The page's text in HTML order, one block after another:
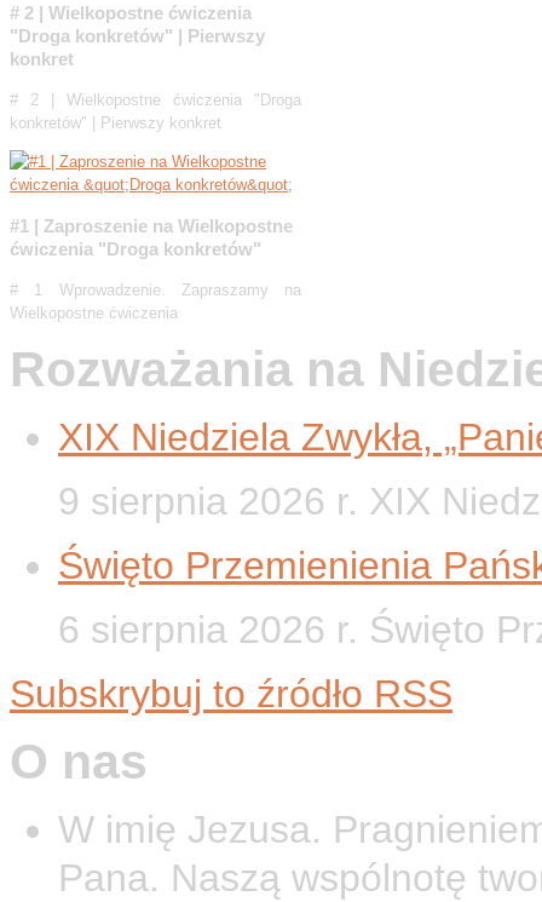
# 2 | Wielkopostne ćwiczenia
"Droga konkretów" | Pierwszy
konkret
# 2 | Wielkopostne ćwiczenia "Droga
konkretów" | Pierwszy konkret
#1 | Zaproszenie na Wielkopostne
ćwiczenia "Droga konkretów"
# 1 Wprowadzenie. Zapraszamy na
Wielkopostne ćwiczenia
Rozważania na
XIX Niedziela Zwykła,
9 sierpnia 2026 r. XIX
Święto Przemienienia
6 sierpnia 2026 r. Święto
Subskrybuj to źródło RSS
O nas
W imię Jezusa.
Pana. Naszą wspólnotę